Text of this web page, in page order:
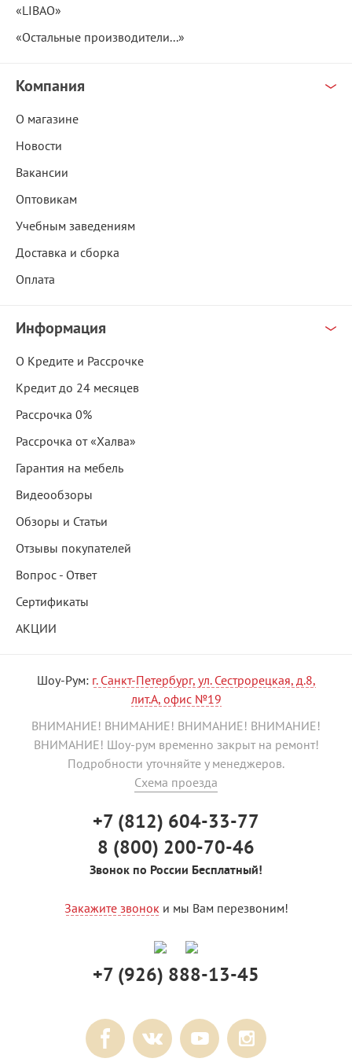
«LIBAO»
«Остальные производители...»
Компания
О магазине
Новости
Вакансии
Оптовикам
Учебным заведениям
Доставка и сборка
Оплата
Информация
О Кредите и Рассрочке
Кредит до 24 месяцев
Рассрочка 0%
Рассрочка от «Халва»
Гарантия на мебель
Видеообзоры
Обзоры и Статьи
Отзывы покупателей
Вопрос - Ответ
Сертификаты
АКЦИИ
Шоу-Рум: г. Санкт-Петербург, ул. Сестрорецкая, д.8,
лит.А, офис №19
ВНИМАНИЕ! ВНИМАНИЕ! ВНИМАНИЕ! ВНИМАНИЕ!
ВНИМАНИЕ! Шоу-рум временно закрыт на ремонт!
Подробности уточняйте у менеджеров.
Схема проезда
+7 (812) 604-33-77
8 (800) 200-70-46
Звонок по России Бесплатный!
Закажите звоноки мы Вам перезвоним!
+7 (926) 888-13-45